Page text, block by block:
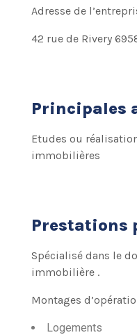
Adresse de
42 rue de Rivery
Principales
Etudes ou
immobilières
Prestations
Spécialisé dans le
immobilière .
Montages
Logements